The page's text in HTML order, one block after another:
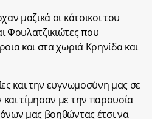
μαζικά οι κάτοικοι του
Φουλατζικιώτες που
και στα χωριά Κρηνίδα και
και την ευγνωμοσύνη μας σε
τίμησαν με την παρουσία
μας βοηθώντας έτσι να